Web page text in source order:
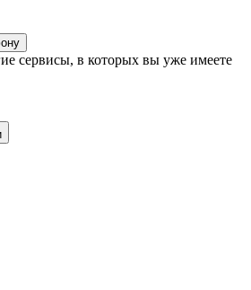
сервисы, в которых вы уже имеете